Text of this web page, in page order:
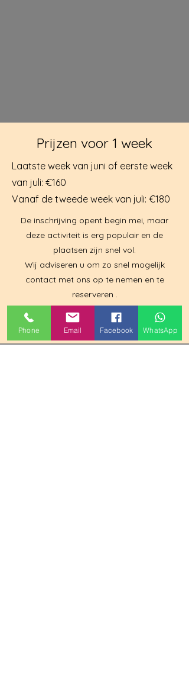
Prijzen voor 1 week
Laatste week van juni of eerste week
van juli: €160
Vanaf de tweede week van juli: €180
De inschrijving opent begin mei, maar
deze activiteit is erg populair en de
plaatsen zijn snel vol.
Wij adviseren u om zo snel mogelijk
contact met ons op te nemen en te
reserveren .
Sommige moeders boeken al in januari bij
Phone Email Facebook WhatsApp